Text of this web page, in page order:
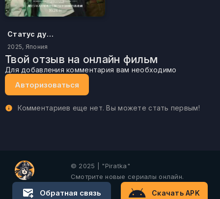
Статус дурака
2025, Япония
Твой отзыв на онлайн фильм
Для добавления комментария вам необходимо
Авторизоваться
Комментариев еще нет. Вы можете стать первым!
© 2025 | "Piratka"
Смотрите новые сериалы онлайн.
Обратная связь Скачать APK